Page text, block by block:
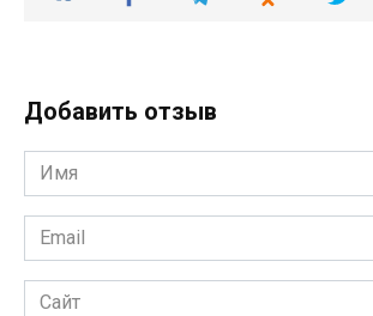
Добавить отзыв
Имя
*
Email
*
Сайт